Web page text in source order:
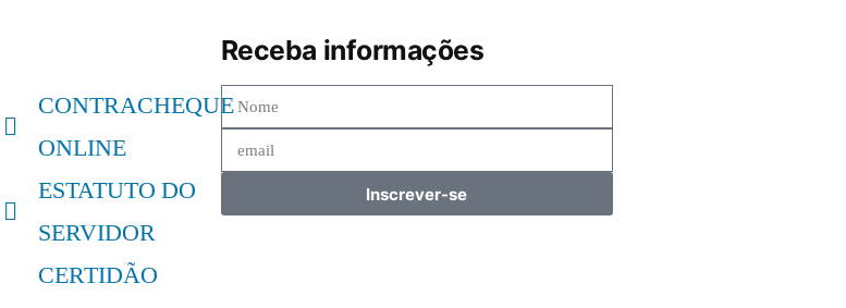
CONTRACHEQUE
ONLINE
ESTATUTO DO
SERVIDOR
CERTIDÃO
Receba informações
Inscrever-se